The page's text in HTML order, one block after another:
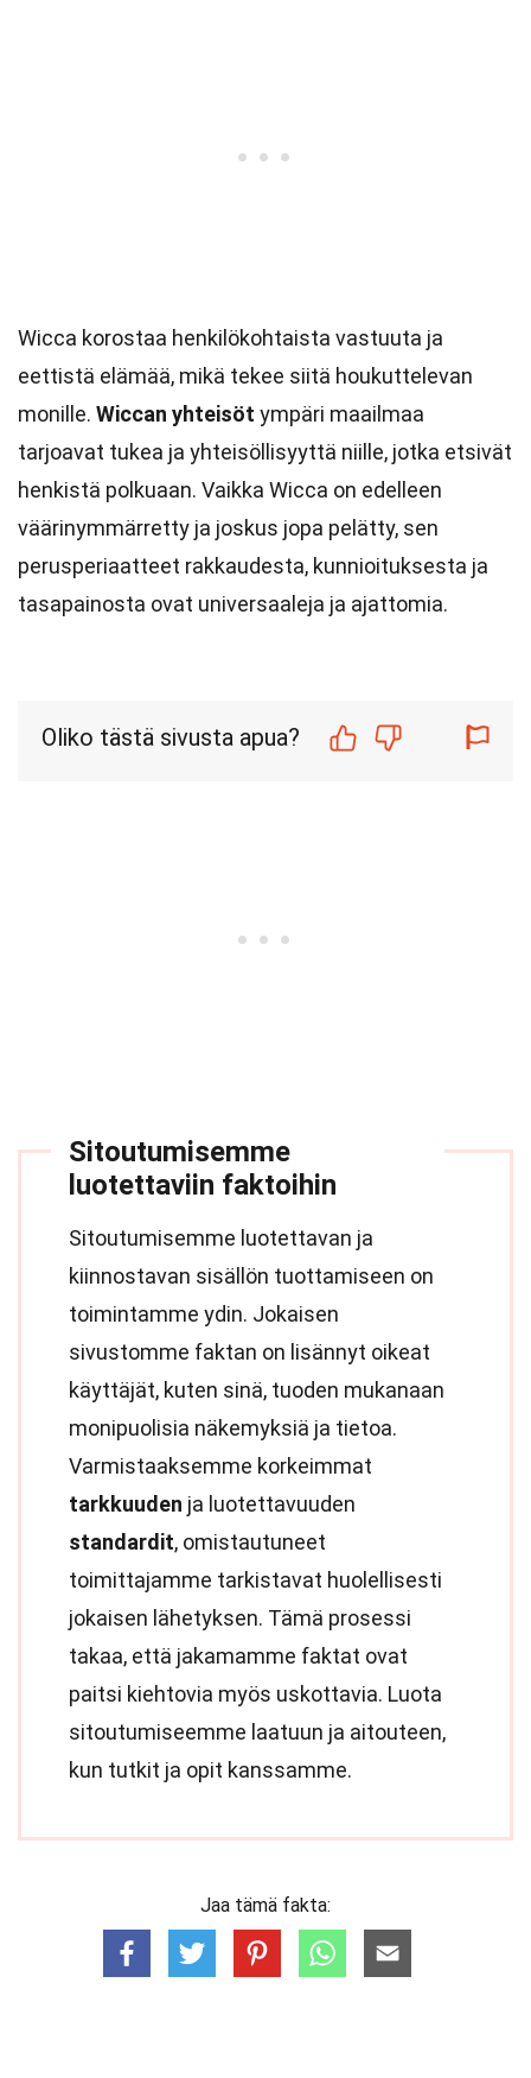
Wicca korostaa henkilökohtaista vastuuta ja
eettistä elämää, mikä tekee siitä houkuttelevan
monille. Wiccan yhteisöt ympäri maailmaa
tarjoavat tukea ja yhteisöllisyyttä niille, jotka etsivät
henkistä polkuaan. Vaikka Wicca on edelleen
väärinymmärretty ja joskus jopa pelätty, sen
perusperiaatteet rakkaudesta, kunnioituksesta ja
tasapainosta ovat universaaleja ja ajattomia.
Oliko tästä sivusta apua?
Sitoutumisemme
luotettaviin faktoihin
Sitoutumisemme luotettavan ja
kiinnostavan sisällön tuottamiseen on
toimintamme ydin. Jokaisen
sivustomme faktan on lisännyt oikeat
käyttäjät, kuten sinä, tuoden mukanaan
monipuolisia näkemyksiä ja tietoa.
Varmistaaksemme korkeimmat
tarkkuuden ja luotettavuuden
standardit, omistautuneet
toimittajamme tarkistavat huolellisesti
jokaisen lähetyksen. Tämä prosessi
takaa, että jakamamme faktat ovat
paitsi kiehtovia myös uskottavia. Luota
sitoutumiseemme laatuun ja aitouteen,
kun tutkit ja opit kanssamme.
Jaa tämä fakta: